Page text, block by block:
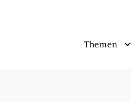
Themen